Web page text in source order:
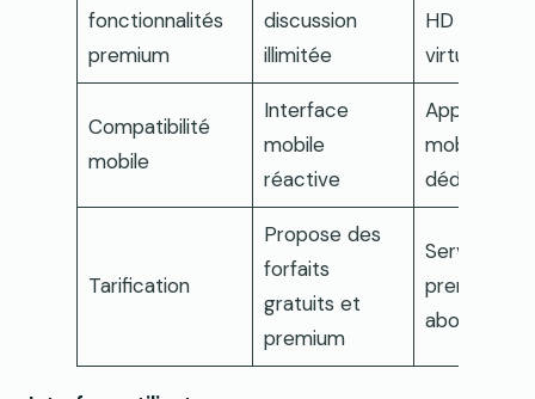
fonctionnalités
premium
discussion
illimitée
HD et
virtuels
Compatibilité
mobile
Interface
mobile
réactive
Applications
mobiles
dédiées
Tarification
Propose des
forfaits
gratuits et
premium
Service
premium